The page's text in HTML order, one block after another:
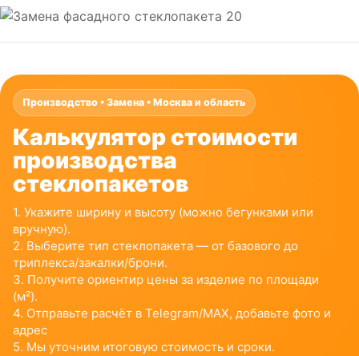
Производство • Замена • Москва и область
Калькулятор стоимости
производства
стеклопакетов
1. Укажите ширину и высоту (можно бегунками или
вручную).
2. Выберите тип стеклопакета — от базового до
триплекса/закалки/брони.
3. Получите ориентир цены за изделие по площади
(м²).
4. Отправьте расчёт в Telegram/MAX, добавьте фото и
адрес
5. Мы уточним итоговую стоимость и сроки.